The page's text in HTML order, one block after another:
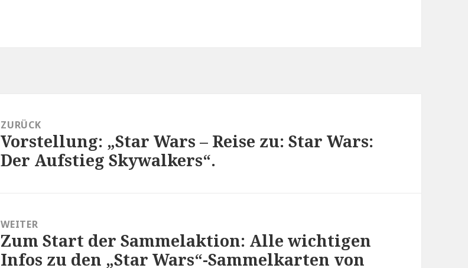
ZURÜCK
Vorheriger
Beitrag:
Vorstellung: „Star Wars – Reise zu: Star Wars:
Der Aufstieg Skywalkers“.
WEITER
Nächster
Beitrag:
Zum Start der Sammelaktion: Alle wichtigen
Infos zu den „Star Wars“-Sammelkarten von